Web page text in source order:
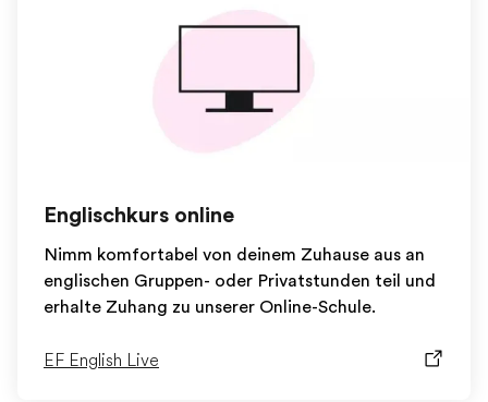
Englischkurs online
Nimm komfortabel von deinem Zuhause aus an
englischen Gruppen- oder Privatstunden teil und
erhalte Zuhang zu unserer Online-Schule.
EF English Live